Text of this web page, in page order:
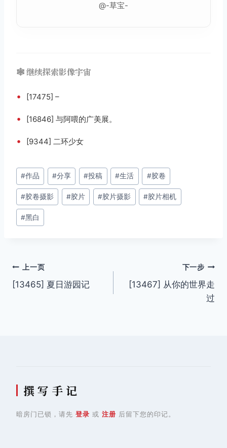
@-草宝-
🕸️ 继续探索影像宇宙
• [17475] –
• [16846] 与阿喂的广美展。
• [9344] 二环少女
文
章
标
签：
#作品 #分享 #投稿 #生活 #胶卷
#胶卷摄影 #胶片 #胶片摄影 #胶片相机
#黑白
文
章
上一页
[13465] 夏日游园记
下一步
[13467] 从你的世界走
过
撰 写 手 记
暗房门已锁，请先 登录 或 注册 后留下您的印记。